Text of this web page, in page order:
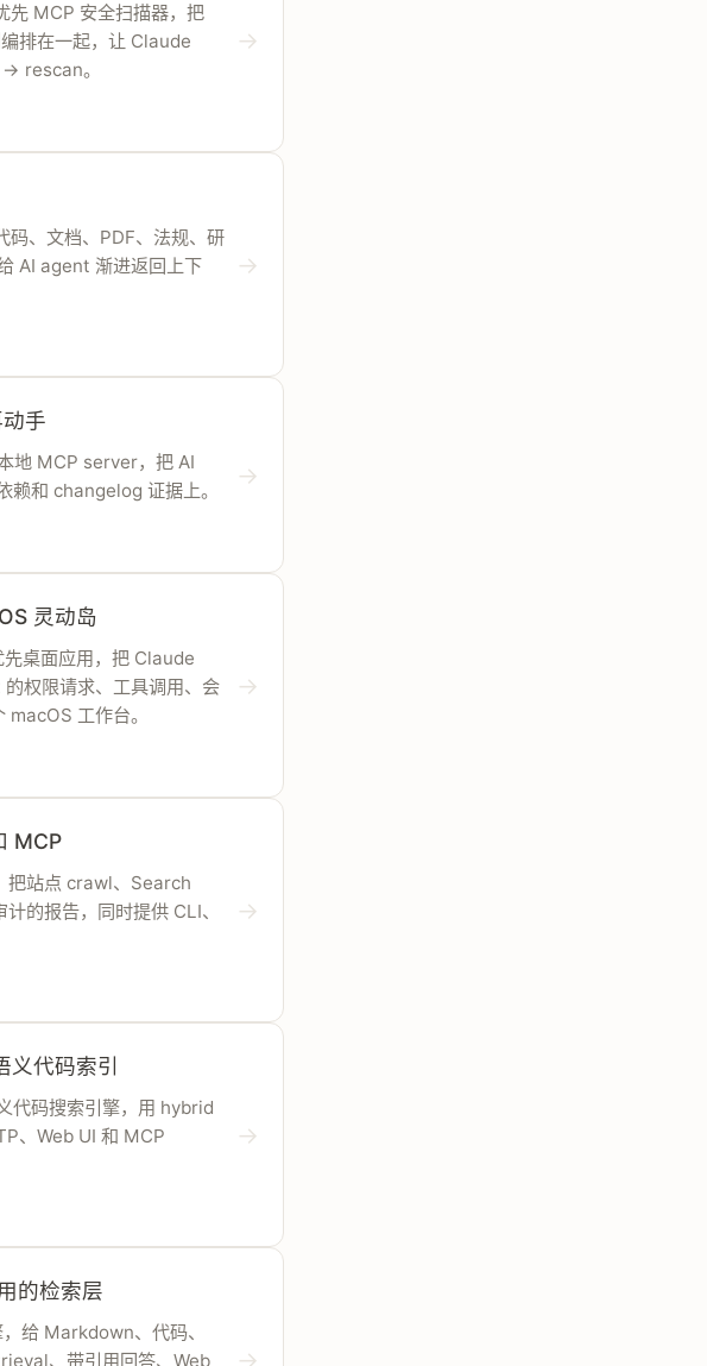
MCP 安全扫描器，把
排在一起，让 Claude
rescan。
→
、文档、PDF、法规、研
AI agent 渐进返回上下
→
手
地 MCP server，把 AI
和 changelog 证据上。
→
灵动岛
桌面应用，把 Claude
权限请求、工具调用、会
工作台。
→
MCP
把站点 crawl、Search
的报告，同时提供 CLI、
→
代码索引
代码搜索引擎，用 hybrid
、Web UI 和 MCP
→
的检索层
给 Markdown、代码、
、带引用回答、Web
→